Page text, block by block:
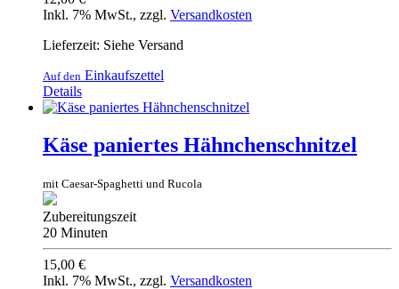
Inkl. 7% MwSt., zzgl. Versandkosten
Lieferzeit: Siehe Versand
Auf den Einkaufszettel
Details
Käse paniertes Hähnchenschnitzel
mit Caesar-Spaghetti und Rucola
Zubereitungszeit
20 Minuten
15,00 €
Inkl. 7% MwSt., zzgl. Versandkosten